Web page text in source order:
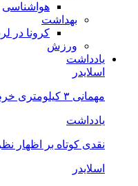
هواشناسی
بهداشت
کرونا در
ورزش
یادداشت
اسلایدر
مهمانی ۳ کیلومتری خرم آباد؛ کاری بزرگ با چند نقد کوچک
یادداشت
نقدی کوتاه بر اظهار
اسلایدر